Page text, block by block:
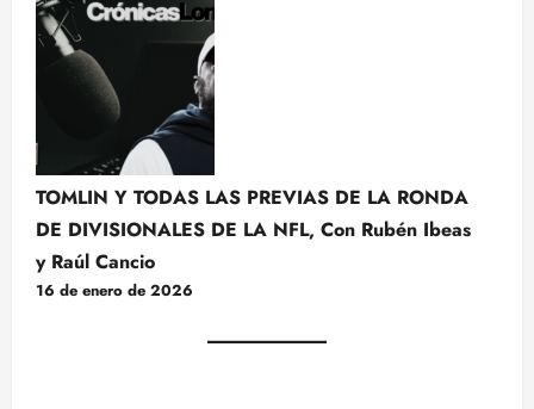
TOMLIN Y TODAS LAS PREVIAS DE LA RONDA
DE DIVISIONALES DE LA NFL, Con Rubén Ibeas
y Raúl Cancio
16 de enero de 2026